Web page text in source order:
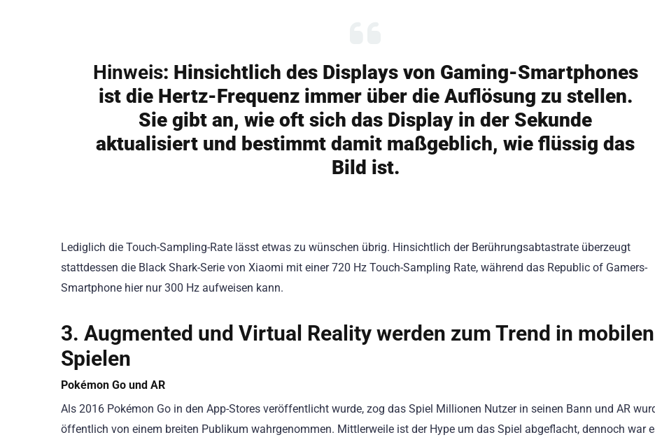
Hinweis: Hinsichtlich des Displays von Gaming-Smartphones
ist die Hertz-Frequenz immer über die Auflösung zu stellen.
Sie gibt an, wie oft sich das Display in der Sekunde
aktualisiert und bestimmt damit maßgeblich, wie flüssig das
Bild ist.
Lediglich die Touch-Sampling-Rate lässt etwas zu wünschen übrig. Hinsichtlich der Berührungsabtastrate überzeugt
stattdessen die Black Shark-Serie von Xiaomi mit einer 720 Hz Touch-Sampling Rate, während das Republic of Gamers-
Smartphone hier nur 300 Hz aufweisen kann.
3. Augmented und Virtual Reality werden zum Trend in mobilen
Spielen
Pokémon Go und AR
Als 2016 Pokémon Go in den App-Stores veröffentlicht wurde, zog das Spiel Millionen Nutzer in seinen Bann und AR
öffentlich von einem breiten Publikum wahrgenommen. Mittlerweile ist der Hype um das Spiel abgeflacht, dennoch war